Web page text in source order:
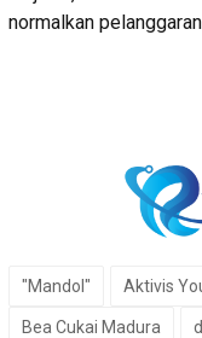
normalkan
"Mandol" Aktivis
Bea Cukai Madura